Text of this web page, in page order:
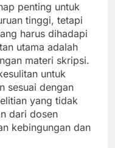
penting untuk
tinggi, tetapi
harus dihadapi
utama adalah
materi skripsi.
untuk
sesuai dengan
yang tidak
dari dosen
kebingungan dan